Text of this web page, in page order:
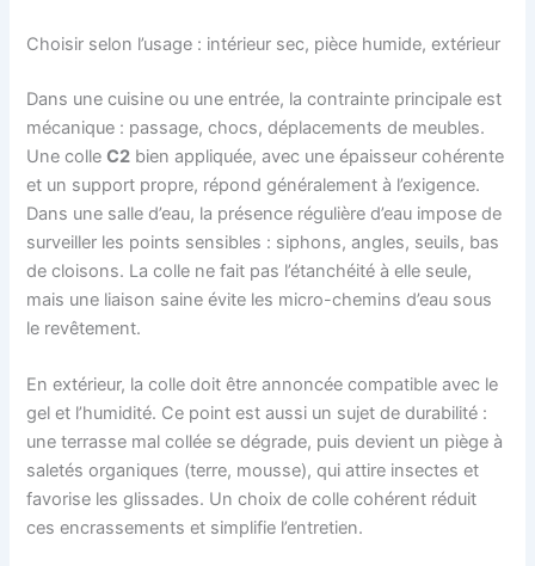
Choisir selon l’usage : intérieur sec, pièce humide, extérieur
Dans une cuisine ou une entrée, la contrainte principale est
mécanique : passage, chocs, déplacements de meubles.
Une colleC2 bien appliquée, avec une épaisseur cohérente
et un support propre, répond généralement à l’exigence.
Dans une salle d’eau, la présence régulière d’eau impose de
surveiller les points sensibles : siphons, angles, seuils, bas
de cloisons. La colle ne fait pas l’étanchéité à elle seule,
mais une liaison saine évite les micro-chemins d’eau sous
le revêtement.
En extérieur, la colle doit être annoncée compatible avec le
gel et l’humidité. Ce point est aussi un sujet de durabilité :
une terrasse mal collée se dégrade, puis devient un piège à
saletés organiques (terre, mousse), qui attire insectes et
favorise les glissades. Un choix de colle cohérent réduit
ces encrassements et simplifie l’entretien.